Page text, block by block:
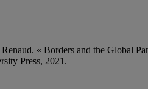
« Borders and the Global
Press, 2021.